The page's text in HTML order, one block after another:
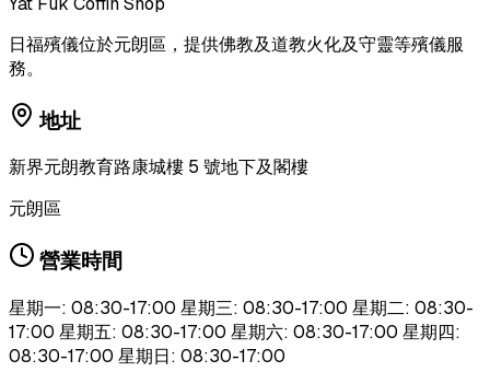
日福殯儀位於元朗區，提供佛教及道教火化及守靈等殯儀服
務。
地址
新界元朗教育路康城樓 5 號地下及閣樓
元朗區
營業時間
星期一: 08:30-17:00 星期三: 08:30-17:00 星期二: 08:30-
17:00 星期五: 08:30-17:00 星期六: 08:30-17:00 星期四:
08:30-17:00 星期日: 08:30-17:00